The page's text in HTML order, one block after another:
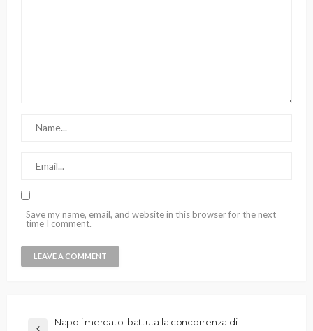
Save my name, email, and website in this browser for the next
time I comment.
Napoli mercato: battuta la concorrenza di